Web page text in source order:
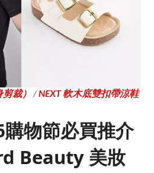
裁） /NEXT 軟木底雙扣帶涼鞋
物節必買推介
Beauty 美妝